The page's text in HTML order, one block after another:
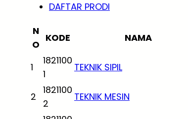
DAFTAR PRODI
N
O
KODE NAMA
1
1821100
1
TEKNIK SIPIL
2
1821100
2
TEKNIK MESIN